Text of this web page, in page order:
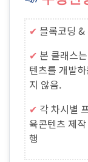
✔︎ 블록코딩
✔︎ 본 클래스
텐츠를 개발
지 않음.
✔︎ 각 차시별
육콘텐츠 제
행